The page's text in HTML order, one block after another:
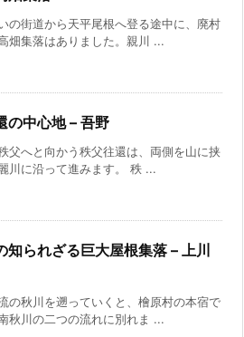
の街道から天平尾根へ登る途中に、廃村
畑集落はありました。親川 ...
の中心地 – 吾野
父へと向かう秩父往還は、両側を山に挟
川に沿って進みます。 秩 ...
知られざる巨大屋根集落 – 上川
の秋川を遡っていくと、檜原村の本宿で
秋川の二つの流れに別れま ...